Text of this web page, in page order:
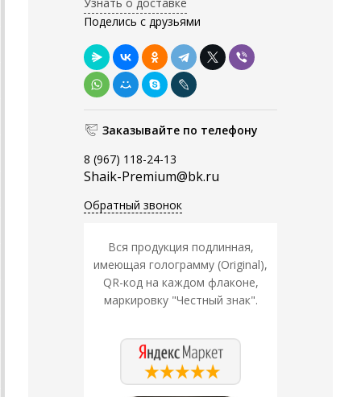
Поделись с друзьями
Заказывайте по телефону
8 (967) 118-24-13
Shaik-Premium@bk.ru
Обратный звонок
Вся продукция подлинная,
имеющая голограмму (Original),
QR-код на каждом флаконе,
маркировку "Честный знак".